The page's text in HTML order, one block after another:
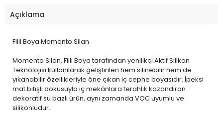
Açıklama
Filli Boya Momento Silan
Momento Silan, Filli Boya tarafından yenilikçi Aktif Silikon
Teknolojisi kullanılarak geliştirilen hem silinebilir hem de
yıkanabilir özellikleriyle öne çıkan iç cephe boyasıdır. İpeksi
mat bitişli dokusuyla iç mekânlara ferahlık kazandıran
dekoratif su bazlı ürün, aynı zamanda VOC uyumlu ve
silikonludur.